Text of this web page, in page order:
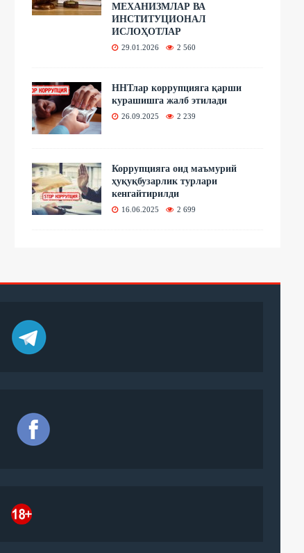
МЕХАНИЗМЛАР ВА
ИНСТИТУЦИОНАЛ
ИСЛОҲОТЛАР
29.01.2026 2 560
ННТлар коррупцияга қарши
курашишга жалб этилади
26.09.2025 2 239
Коррупцияга оид маъмурий
ҳуқуқбузарлик турлари
кенгайтирилди
16.06.2025 2 699